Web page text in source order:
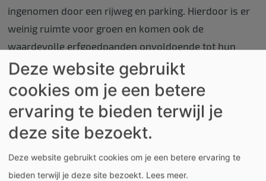
ingenomen door een rijweg en parking. Hierdoor is er
weinig ruimte voor groen en komen ook de
waardevolle erfgoedpanden onvoldoende tot hun
recht. De enkele parkeerplaatsen zorgen bovendien
voor veel zoekverkeer rond het plein.
Deze website gebruikt
cookies om je een betere
ervaring te bieden terwijl je
deze site bezoekt.
Deze website gebruikt cookies om je een betere ervaring te
bieden terwijl je deze site bezoekt. Lees meer.